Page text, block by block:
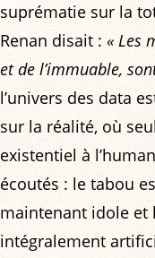
suprématie sur la
Renan disait : « Les
et de l’immuable,
l’univers des data
sur la réalité, où
existentiel à
écoutés : le tabou
maintenant idole et
intégralement